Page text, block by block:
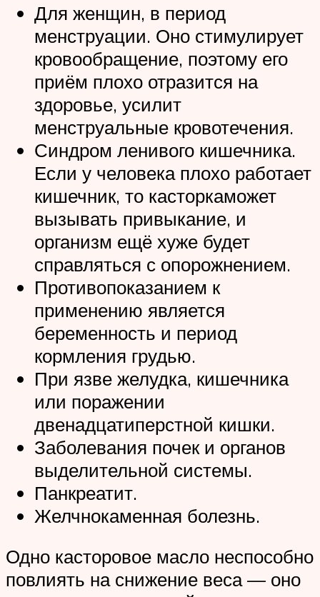
Для женщин, в период
менструации. Оно стимулирует
кровообращение, поэтому его
приём плохо отразится на
здоровье, усилит
менструальные кровотечения.
Синдром ленивого кишечника.
Если у человека плохо работает
кишечник, то касторкаможет
вызывать привыкание, и
организм ещё хуже будет
справляться с опорожнением.
Противопоказанием к
применению является
беременность и период
кормления грудью.
При язве желудка, кишечника
или поражении
двенадцатиперстной кишки.
Заболевания почек и органов
выделительной системы.
Панкреатит.
Желчнокаменная болезнь.
Одно касторовое масло неспособно
повлиять на снижение веса — оно